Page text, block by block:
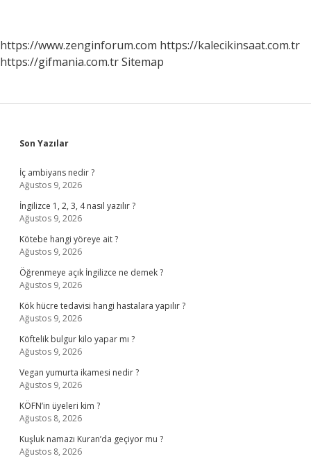
https://www.zenginforum.com https://kalecikinsaat.com.tr
https://gifmania.com.trSitemap
Sidebar
Son Yazılar
İç ambiyans nedir ?
Ağustos 9, 2026
İngilizce 1, 2, 3, 4 nasıl yazılır ?
Ağustos 9, 2026
Kötebe hangi yöreye ait ?
Ağustos 9, 2026
Öğrenmeye açık İngilizce ne demek ?
Ağustos 9, 2026
Kök hücre tedavisi hangi hastalara yapılır ?
Ağustos 9, 2026
Köftelik bulgur kilo yapar mı ?
Ağustos 9, 2026
Vegan yumurta ikamesi nedir ?
Ağustos 9, 2026
KÖFN’in üyeleri kim ?
Ağustos 8, 2026
Kuşluk namazı Kuran’da geçiyor mu ?
Ağustos 8, 2026